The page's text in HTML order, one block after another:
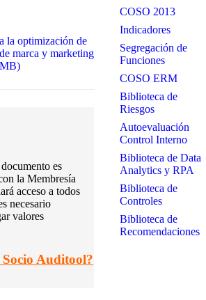
la optimización de
marca y marketing
)
es
la Membresía
acceso a todos
necesario
valores
Auditool?
COSO 2013
Indicadores
Segregación de
Funciones
COSO ERM
Biblioteca de
Riesgos
Autoevaluación
Control Interno
Biblioteca de Data
Analytics y RPA
Biblioteca de
Controles
Biblioteca de
Recomendaciones